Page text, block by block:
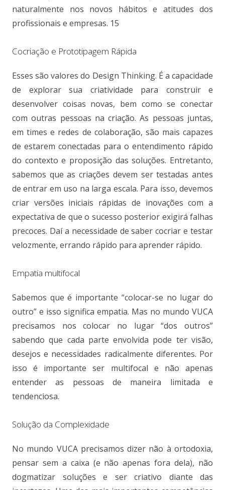
naturalmente nos novos hábitos e atitudes dos
profissionais e empresas. 15
Cocriação e Prototipagem Rápida
Esses são valores do Design Thinking. É a capacidade
de explorar sua criatividade para construir e
desenvolver coisas novas, bem como se conectar
com outras pessoas na criação. As pessoas juntas,
em times e redes de colaboração, são mais capazes
de estarem conectadas para o entendimento rápido
do contexto e proposição das soluções. Entretanto,
sabemos que as criações devem ser testadas antes
de entrar em uso na larga escala. Para isso, devemos
criar versões iniciais rápidas de inovações com a
expectativa de que o sucesso posterior exigirá falhas
precoces. Daí a necessidade de saber cocriar e testar
velozmente, errando rápido para aprender rápido.
Empatia multifocal
Sabemos que é importante “colocar-se no lugar do
outro” e isso significa empatia. Mas no mundo VUCA
precisamos nos colocar no lugar “dos outros”
sabendo que cada parte envolvida pode ter visão,
desejos e necessidades radicalmente diferentes. Por
isso é importante ser multifocal e não apenas
entender as pessoas de maneira limitada e
tendenciosa.
Solução da Complexidade
No mundo VUCA precisamos dizer não à ortodoxia,
pensar sem a caixa (e não apenas fora dela), não
dogmatizar soluções e ser criativo diante das